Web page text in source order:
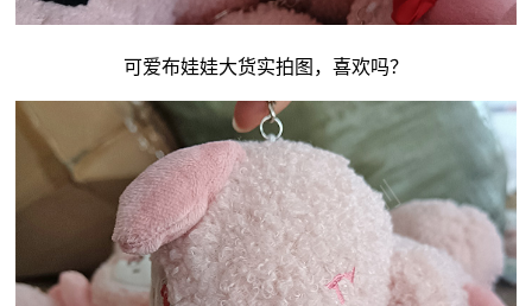
可爱布娃娃大货实拍图，喜欢吗？